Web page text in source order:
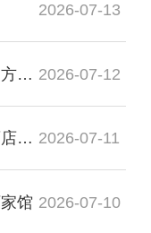
2026-07-13
彩晶玻璃开裂了有什么方法修复方法？ 2026-07-12
怎么在同城选择比较价格低的酒店装饰玻璃厂家 2026-07-11
馆 2026-07-10